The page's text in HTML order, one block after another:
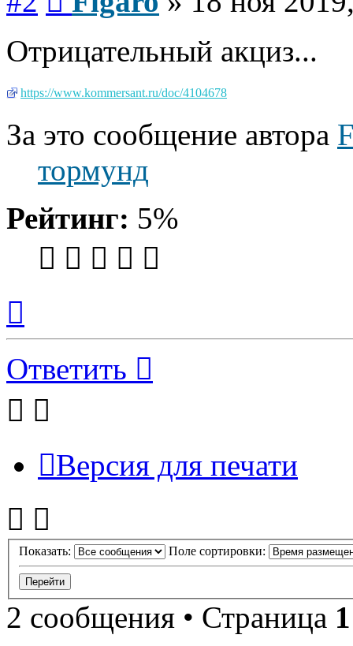
Отрицательный акциз...
https://www.kommersant.ru/doc/4104678
За это сообщение автора
тормунд
Рейтинг: 5%
началу
Ответить
Версия для печати
Показать: Поле сортировки:
2 сообщения • Страница 1